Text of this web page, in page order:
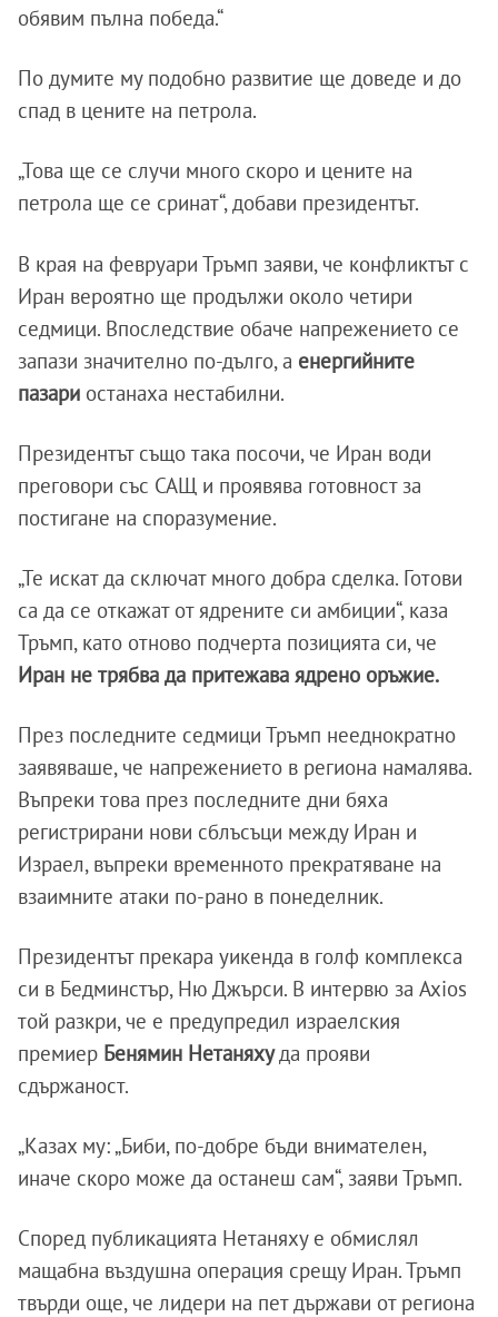
обявим пълна победа.“
По думите му подобно развитие ще доведе и до
спад в цените на петрола.
„Това ще се случи много скоро и цените на
петрола ще се сринат“, добави президентът.
В края на февруари Тръмп заяви, че конфликтът с
Иран вероятно ще продължи около четири
седмици. Впоследствие обаче напрежението се
запази значително по-дълго, а енергийните
пазари останаха нестабилни.
Президентът също така посочи, че Иран води
преговори със САЩ и проявява готовност за
постигане на споразумение.
„Те искат да сключат много добра сделка. Готови
са да се откажат от ядрените си амбиции“, каза
Тръмп, като отново подчерта позицията си, че
Иран не трябва да притежава ядрено оръжие.
През последните седмици Тръмп нееднократно
заявяваше, че напрежението в региона намалява.
Въпреки това през последните дни бяха
регистрирани нови сблъсъци между Иран и
Израел, въпреки временното прекратяване на
взаимните атаки по-рано в понеделник.
Президентът прекара уикенда в голф комплекса
си в Бедминстър, Ню Джърси. В интервю за Axios
той разкри, че е предупредил израелския
премиер Бенямин Нетаняхуда прояви
сдържаност.
„Казах му: „Биби, по-добре бъди внимателен,
иначе скоро може да останеш сам“, заяви Тръмп.
Според публикацията Нетаняху е обмислял
мащабна въздушна операция срещу Иран. Тръмп
твърди още, че лидери на пет държави от региона